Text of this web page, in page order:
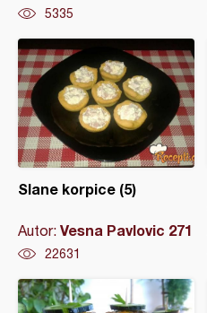
5335
Slane korpice (5)
Autor: Vesna Pavlovic 271
22631